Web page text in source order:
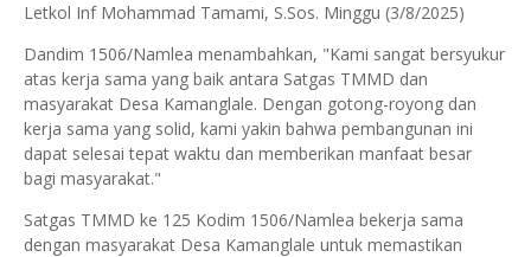
Letkol Inf Mohammad Tamami, S.Sos. Minggu (3/8/2025)
Dandim 1506/Namlea menambahkan, "Kami sangat bersyukur
atas kerja sama yang baik antara Satgas TMMD dan
masyarakat Desa Kamanglale. Dengan gotong-royong dan
kerja sama yang solid, kami yakin bahwa pembangunan ini
dapat selesai tepat waktu dan memberikan manfaat besar
bagi masyarakat."
Satgas TMMD ke 125 Kodim 1506/Namlea bekerja sama
dengan masyarakat Desa Kamanglale untuk memastikan